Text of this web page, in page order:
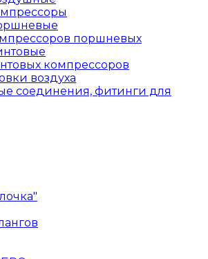
поршневых
компрессоров
воздуха
соединения, фитинги для